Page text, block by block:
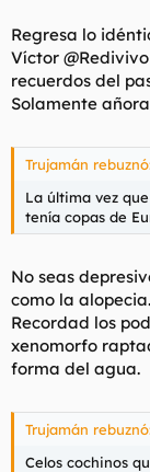
que duele. Lo
Regresa lo
Víctor
recuerdos del
Solamente
Trujamán
La última vez
tenía copas de
No seas
como la alopecia.
Recordad los
xenomorfo
forma del agua.
Trujamán
Celos cochinos